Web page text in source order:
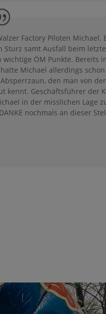
Factory Piloten Michael.
Sturz samt Ausfall beim
wichtige ÖM Punkte. Bereits
Michael allerdings
den man von
kennt. Geschäftsführer der
in der misslichen Lage
nochmals an dieser